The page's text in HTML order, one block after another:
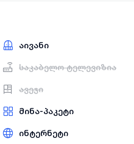
აივანი
საკაბელო ტელევიზია
ავეჯი
მინა-პაკეტი
ინტერნეტი